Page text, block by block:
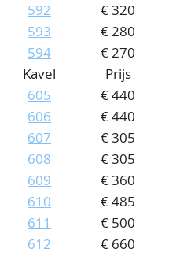
592
€ 320
593
€ 280
594
€ 270
Kavel
Prijs
605
€ 440
606
€ 440
607
€ 305
608
€ 305
609
€ 360
610
€ 485
611
€ 500
612
€ 660